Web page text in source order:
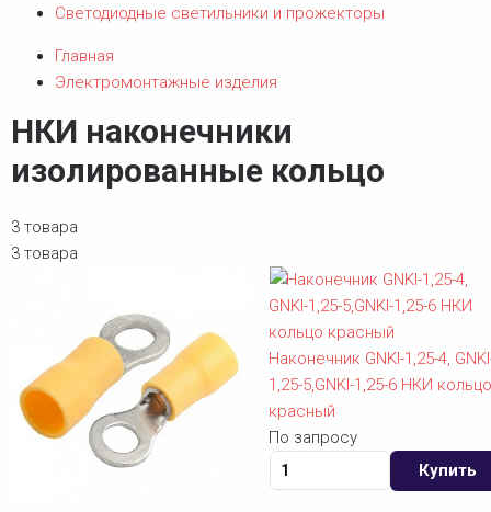
Светодиодные светильники и прожекторы
Главная
Электромонтажные изделия
НКИ наконечники
изолированные кольцо
3 товара
3 товара
Наконечник GNKI-1,25-4,
1,25-5,GNKI-1,25-6 НКИ
красный
По запросу
Купить